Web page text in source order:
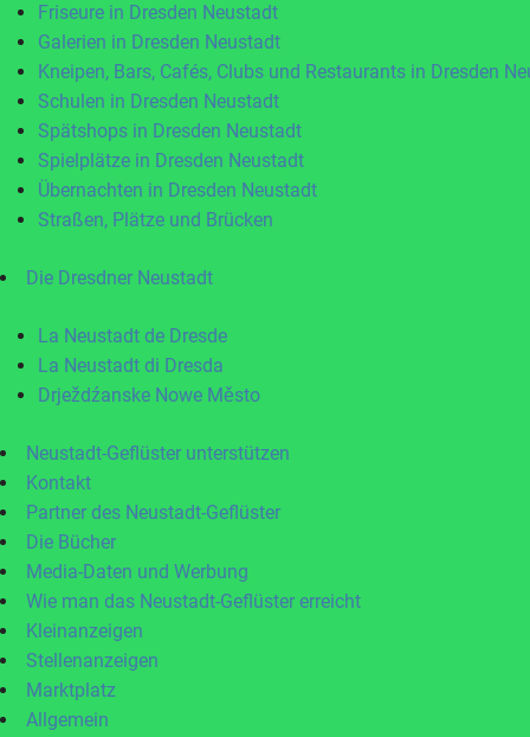
Friseure in Dresden Neustadt
Galerien in Dresden Neustadt
Kneipen, Bars, Cafés, Clubs und Restaurants in Dresden
Schulen in Dresden Neustadt
Spätshops in Dresden Neustadt
Spielplätze in Dresden Neustadt
Übernachten in Dresden Neustadt
Straßen, Plätze und Brücken
Die Dresdner Neustadt
La Neustadt de Dresde
La Neustadt di Dresda
Drježdźanske Nowe Město
Neustadt-Geflüster unterstützen
Kontakt
Partner des Neustadt-Geflüster
Die Bücher
Media-Daten und Werbung
Wie man das Neustadt-Geflüster erreicht
Kleinanzeigen
Stellenanzeigen
Marktplatz
Allgemein